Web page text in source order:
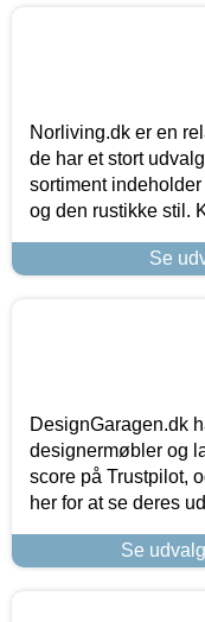
Norliving.dk er en
de har et stort
sortiment
og den rustikke stil.
Se
DesignGaragen.dk
designermøbler og
score på Trustpilot,
her for at se deres
Se